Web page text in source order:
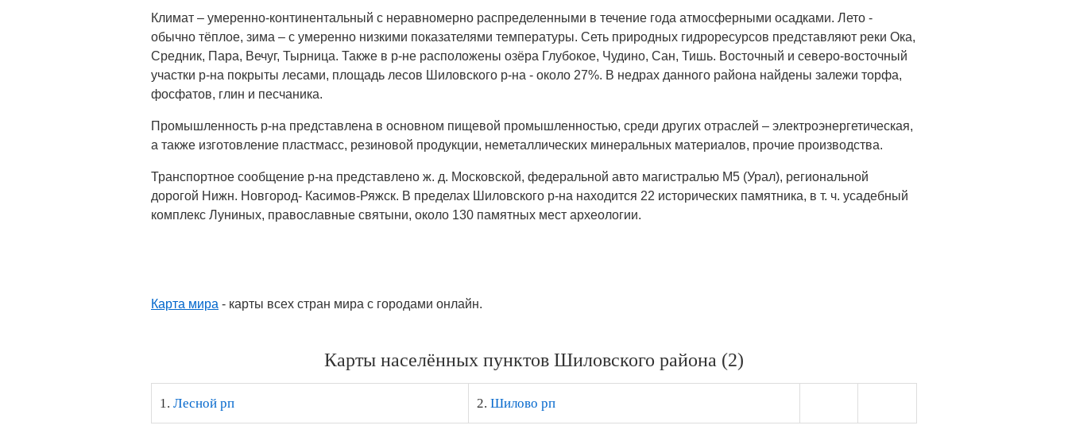
Климат – умеренно-континентальный с неравномерно распределенными в течение года атмосферными осадками. Лето -
обычно тёплое, зима – с умеренно низкими показателями температуры. Сеть природных гидроресурсов представляют реки Ока,
Средник, Пaра, Вечyг, Тырница. Также в р-не расположены озёра Глубокое, Чудино, Сан, Тишь. Восточный и северо-восточный
участки р-на покрыты лесами, площадь лесов Шиловского р-на - около 27%. В недрах данного района найдены залежи торфа,
фосфатов, глин и песчаника.
Промышленность р-на представлена в основном пищевой промышленностью, среди других отраслей – электроэнергетическая,
а также изготовление пластмасс, резиновой продукции, неметаллических минеральных материалов, прочие производства.
Транспортное сообщение р-на представлено ж. д. Московской, федеральной авто магистралью М5 (Урал), региональной
дорогой Нижн. Новгород- Касимов-Ряжск. В пределах Шиловского р-на находится 22 исторических памятника, в т. ч. усадебный
комплекс Луниных, православные святыни, около 130 памятных мест археологии.
Карта мира - карты всех стран мира с городами онлайн.
Карты населённых пунктов Шиловского района (2)
1. Лесной рп 2. Шилово рп